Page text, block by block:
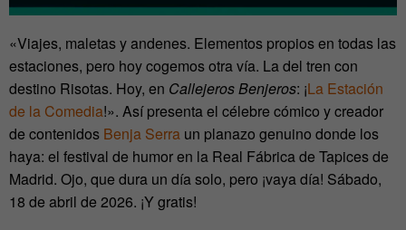
«Viajes, maletas y andenes. Elementos propios en todas las
estaciones, pero hoy cogemos otra vía. La del tren con
destino Risotas. Hoy, en Callejeros Benjeros: ¡La Estación
de la Comedia!». Así presenta el célebre cómico y creador
de contenidos Benja Serra un planazo genuino donde los
haya: el festival de humor en la Real Fábrica de Tapices de
Madrid. Ojo, que dura un día solo, pero ¡vaya día! Sábado,
18 de abril de 2026. ¡Y gratis!